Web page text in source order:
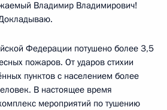
Владимир Владимирович!
Федерации потушено более 3,5
пожаров. От ударов стихии
пунктов с населением более
В настоящее время
мероприятий по тушению